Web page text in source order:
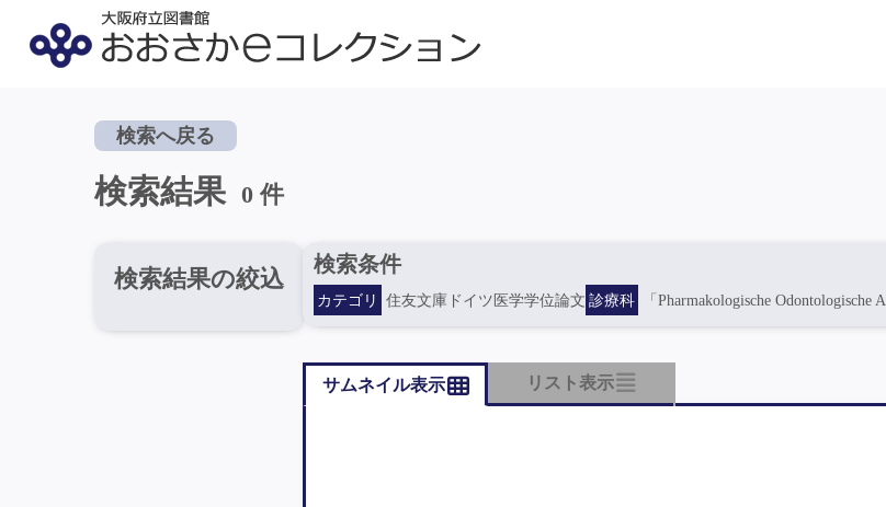
検索へ戻る
検索結果 0 件
検索結果の絞込
検索条件
カテゴリ 住友文庫ドイツ医学学位論文 診療科 「Pharmakologische Odontologische
サムネイル表示 リスト表示